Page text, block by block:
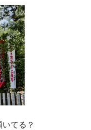
てる？